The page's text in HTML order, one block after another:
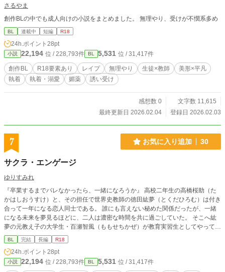
さるやま
創作BLの中でも成人向けの小説をまとめました。 無理やり、受けが不憫系多め
BL 連載中 短編 R18
24h.ポイント 28pt
小説 22,194 位 / 228,793件 BL 5,531 位 / 31,417件
創作BL R18要素あり レイプ 無理やり 生徒×教師
美形×平凡
執着
執着・溺愛 媚薬 誘い受け
感想数 0
文字数 11,615
最終更新日 2026.02.04
登録日 2026.02.03
7 お気に入り追加 30
サクラ・エンゲージ
ゆりすみれ
『卒業するまでバレなかったら、一緒になろうか』 高校二年生の高橋桜助（た
かはしおうすけ）と、その担任で世界史教師の徳田紘夢（とくだひろむ）は付き
合って一年になる恋人同士である。 誰にも言えない秘めた関係だったが、一緒
になる未来を夢見るほどに、二人は濃密な時間を共に過ごしていた。 そこへ紘
夢の元教え子の大学生・百瀬智風（ももせちかぜ）が教育実習生としてやって来
たことで、二人の想いがすれ違ってしまい──。 【独占欲の強い長身高校生×さ
わやかお兄さん先生】 自分が何も持たない非力な子供であることを歯痒く思っ
ている、いつまでも幸いに臆する少年の物語。
BL 完結 長編 R18
24h.ポイント 28pt
小説 22,194 位 / 228,793件 BL 5,531 位 / 31,417件